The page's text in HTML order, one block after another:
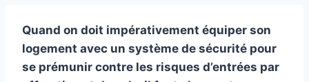
Quand on doit impérativement équiper son
logement avec un système de sécurité pour
se prémunir contre les risques d’entrées par